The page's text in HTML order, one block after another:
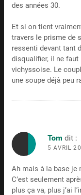
des années 30.
Et si on tient
travers le prisme de
ressenti devant tant
disqualifier, il ne faut
vichyssoise. Le
une soupe déjà peu
Tom dit :
5 AVRIL
Ah mais à la base je
C’est seulement
plus ça va, plus j’ai